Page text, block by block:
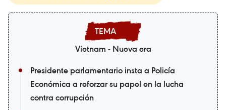
Vietnam - Nueva era
Presidente parlamentario insta a Policía
Económica a reforzar su papel en la lucha
contra corrupción